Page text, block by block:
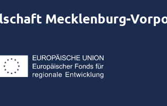
Mecklenburg-